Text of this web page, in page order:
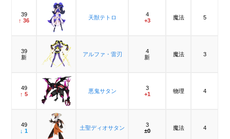
39
↑ 36
天獣テトロ
4
+3
魔法 5
39
新
アルファ・雷刃
4
新
魔法 3
49
↑ 5
悪鬼サタン
3
+1
物理 4
49
↓ 1
土聖ディオサタン
3
±0
魔法 4